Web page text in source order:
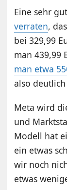
Eine sehr
verraten,
bei 329,99
man 439,99
man etwa
also
Meta wird
und
Modell hat
ein etwas
wir noch
etwas